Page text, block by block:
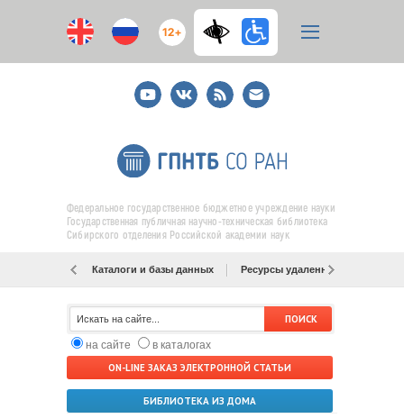
12+
YoutubeВКонтакте
RSS
E-
mail
подписка
Федеральное государственное бюджетное учреждение науки
Государственная публичная научно-техническая библиотека
Сибирского отделения Российской академии наук
Каталоги и базы данных Ресурсы удаленного доступа
на сайте
в каталогах
ON-LINE ЗАКАЗ ЭЛЕКТРОННОЙ СТАТЬИ
БИБЛИОТЕКА ИЗ ДОМА